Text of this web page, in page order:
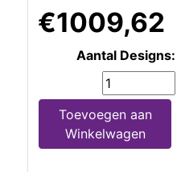
€1009,62
Aantal Designs:
Toevoegen aan
Winkelwagen